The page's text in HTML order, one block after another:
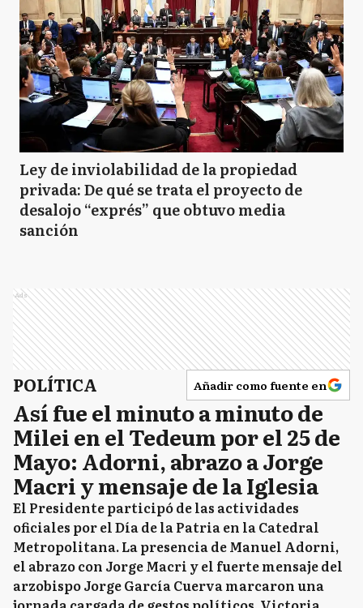
Ley de inviolabilidad de la propiedad
privada: De qué se trata el proyecto de
desalojo “exprés” que obtuvo media
sanción
Ads
POLÍTICA Añadir como fuente en
Así fue el minuto a minuto de
Milei en el Tedeum por el 25 de
Mayo: Adorni, abrazo a Jorge
Macri y mensaje de la Iglesia
El Presidente participó de las actividades
oficiales por el Día de la Patria en la Catedral
Metropolitana. La presencia de Manuel Adorni,
el abrazo con Jorge Macri y el fuerte mensaje del
arzobispo Jorge García Cuerva marcaron una